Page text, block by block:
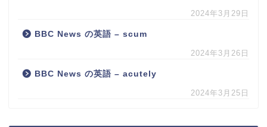
2024年3月29日
BBC News の英語 – scum
2024年3月26日
BBC News の英語 – acutely
2024年3月25日